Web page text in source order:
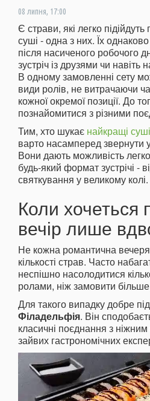
08 липня, 17:00
Є страви, які легко
суші - одна з них. Їх
після насиченого робочого
зустріч із друзями чи навіть
В одному замовленні сету
види ролів, не витрачаючи
кожної окремої позиції. До
познайомитися з різними
Тим, хто шукає найкращі
варто насамперед звернути
Вони дають можливість
будь-який формат зустрічі -
святкування у великому колі.
Коли хочеться
вечір лише
Не кожна романтична
кількості страв. Часто
неспішно насолодитися
ролами, ніж замовити
Для такого випадку добре
Філадельфія. Він
класичні поєднання з
зайвих гастрономічних